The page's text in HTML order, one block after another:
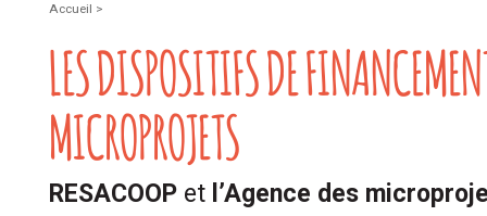
Accueil >
LES DISPOSITIFS DE
MICROPROJETS
RESACOOP et l’Agence des